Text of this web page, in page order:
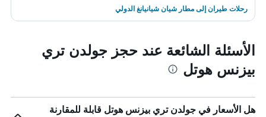
رحلات طيران إلى مطار شيان شيانيانغ الدولي
الأسئلة الشائعة عند حجز جولدن تري
بيزنس هوتل
هل الأسعار في جولدن تري بيزنس هوتل قابلة للمقارنة